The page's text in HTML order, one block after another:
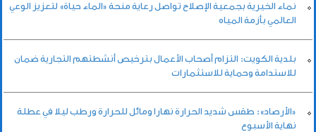
نماء الخيرية بجمعية الإصلاح تواصل رعاية منحة «الماء حياة» لتعزيز الوعي
العالمي بأزمة المياه
بلدية الكويت: التزام أصحاب الأعمال بترخيص أنشطتهم التجارية ضمان
للاستدامة وحماية للاستثمارات
«الأرصاد»: طقس شديد الحرارة نهارا ومائل للحرارة ورطب ليلا في عطلة
نهاية الأسبوع